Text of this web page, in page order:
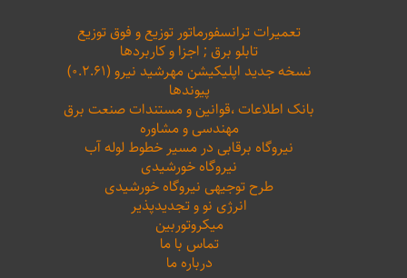
تعمیرات ترانسفورماتور توزیع و فوق توزیع
تابلو برق ; اجزا و کاربردها
نسخه جدید اپلیکیشن مهرشید نیرو (۰.۲.۶۱)
پیوندها
بانک اطلاعات ،‌قوانین و مستندات صنعت برق
مهندسی و مشاوره
نیروگاه برقابی در مسیر خطوط لوله آب
نیروگاه خورشیدی
طرح توجیهی نیروگاه خورشیدی
انرژی نو و تجدیدپذیر
میکروتوربین
تماس با ما
درباره ما